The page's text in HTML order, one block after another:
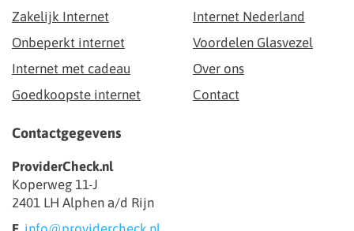
Contactgegevens
ProviderCheck.nl
Koperweg 11-J
2401 LH Alphen a/d Rijn
Zakelijk Internet
Onbeperkt internet
Internet met cadeau
Goedkoopste internet
Internet Nederland
Voordelen Glasvezel
Over ons
Contact